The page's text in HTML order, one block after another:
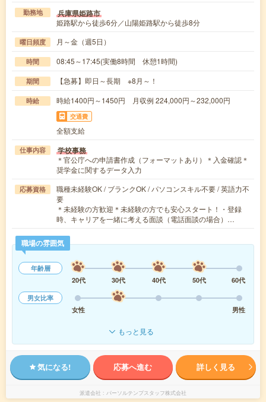
勤務地 兵庫県姫路市
姫路駅から徒歩6分／山陽姫路駅から徒歩8分
曜日頻度 月～金（週5日）
時間 08:45～17:45(実働8時間 休憩1時間)
期間 【急募】即日～長期 ※8月～！
時給 時給1400円～1450円 月収例 224,000円～232,000円
交通費
全額支給
仕事内容 学校事務
＊官公庁への申請書作成（フォーマットあり）＊入金確認＊
奨学金に関するデータ入力
応募資格
職種未経験OK / ブランクOK / パソコンスキル不要 / 英語力不
要
＊未経験の方歓迎＊未経験の方でも安心スタート！・登録
時、キャリアを一緒に考える面談（電話面談の場合）…
職場の雰囲気
年齢層
20代
30代 40代 50代
60代
男女比率
女性
男性
もっと見る
気になる! 応募へ進む 詳しく見る
派遣会社 パーソルテンプスタッフ株式会社